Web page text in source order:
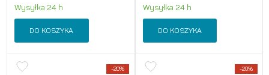
Wysyłka 24 h
DO KOSZYKA
Wysyłka 24 h
DO KOSZYKA
-20% -20%